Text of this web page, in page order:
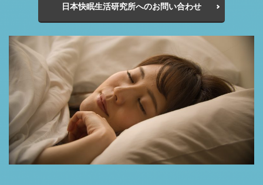
日本快眠生活研究所へのお問い合わせ